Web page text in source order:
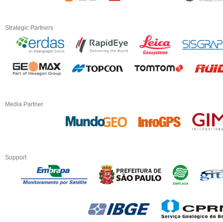
Strategic Partners
Media Partner
Support